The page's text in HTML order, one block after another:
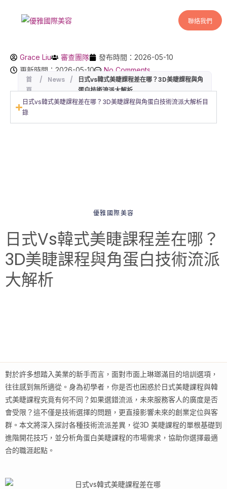
聯絡我們
Grace Liu 審查團隊
發布時間：2026-05-10
更新時間：2026-05-10
No Comments
首
頁
/ News /
日式vs韓式美睫課程差在哪？3D美睫課程與角
蛋白技術流派大解析
日式vs韓式美睫課程差在哪？3D美睫課程與角蛋白技術流派大解析目
錄
優雅國際美容
日式vs韓式美睫課程差在哪？
3D美睫課程與角蛋白技術流派
大解析
對於許多想踏入美業的新手而言，面對市面上琳瑯滿目的培訓選項，
往往感到無所適從。身為初學者，你是否也困惑於日式美睫課程與韓
式美睫課程究竟有何不同？如果選錯流派，未來服務客人的廣度是否
會受限？這不僅是技術選擇的問題，更直接影響未來的創業定位與客
群。本文將深入探討各種技術流派差異，從3D 美睫課程的單根基礎到
進階開花技巧，並分析角蛋白美睫課程的市場需求，協助你選擇最適
合的職涯起點。